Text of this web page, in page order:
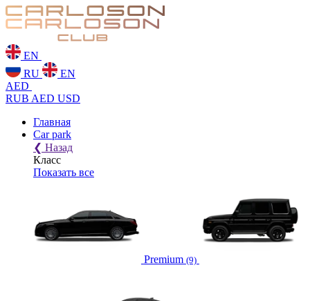
EN
RU
EN
AED
RUB AED USD
Главная
Car park
❮ Назад
Класс
Показать все
Premium (9)